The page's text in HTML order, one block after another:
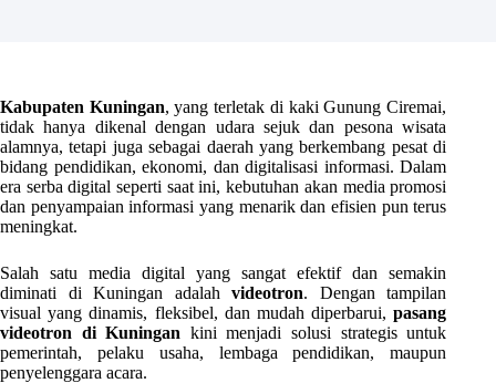
Kabupaten Kuningan, yang terletak di kaki Gunung Ciremai,
tidak hanya dikenal dengan udara sejuk dan pesona wisata
alamnya, tetapi juga sebagai daerah yang berkembang pesat di
bidang pendidikan, ekonomi, dan digitalisasi informasi. Dalam
era serba digital seperti saat ini, kebutuhan akan media promosi
dan penyampaian informasi yang menarik dan efisien pun terus
meningkat.
Salah satu media digital yang sangat efektif dan semakin
diminati di Kuningan adalahvideotron. Dengan tampilan
visual yang dinamis, fleksibel, dan mudah diperbarui,pasang
videotron di Kuningan kini menjadi solusi strategis untuk
pemerintah, pelaku usaha, lembaga pendidikan, maupun
penyelenggara acara.